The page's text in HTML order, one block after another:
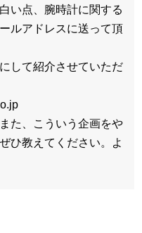
い点、腕時計に関する
ルアドレスに送って頂
して紹介させていただ
た、こういう企画をや
ひ教えてください。よ